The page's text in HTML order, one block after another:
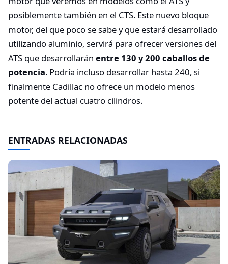
posiblemente también en el CTS. Este nuevo bloque
motor, del que poco se sabe y que estará desarrollado
utilizando aluminio, servirá para ofrecer versiones del
ATS que desarrollarán entre 130 y 200 caballos de
potencia. Podría incluso desarrollar hasta 240, si
finalmente Cadillac no ofrece un modelo menos
potente del actual cuatro cilindros.
ENTRADAS RELACIONADAS